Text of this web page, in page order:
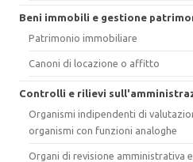
Beni immobili e gestione
Patrimonio immobiliare
Canoni di locazione o affitto
Controlli e rilievi
Organismi indipendenti di
organismi con funzioni analoghe
Organi di revisione amministrativa